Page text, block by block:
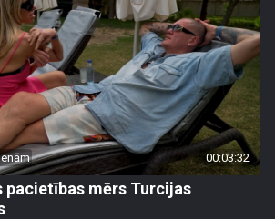
00:03:32
pacietības mērs Turcijas